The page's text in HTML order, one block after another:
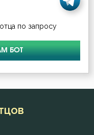
по запросу
БОТ